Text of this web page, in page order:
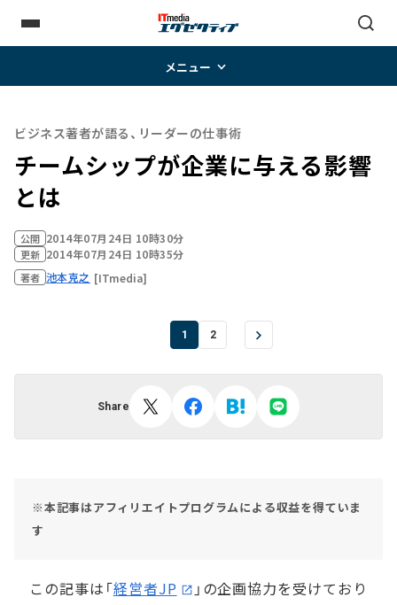
メニュー
ビジネス著者が語る、リーダーの仕事術
チームシップが企業に与える影響
とは
公開 2014年07月24日 10時30分
更新 2014年07月24日 10時35分
著者 池本克之 [ITmedia]
1 2
Share
※本記事はアフィリエイトプログラムによる収益を得ていま
す
この記事は「経営者JP
」の企画協力を受けており